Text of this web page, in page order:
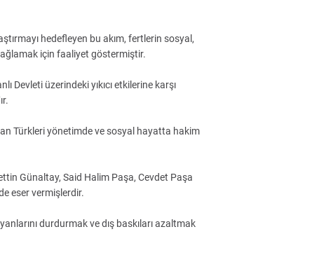
hedefleyen bu akım, fertlerin sosyal,
için faaliyet göstermiştir.
Devleti üzerindeki yıkıcı etkilerine karşı
Türkleri yönetimde ve sosyal hayatta hakim
Günaltay, Said Halim Paşa, Cevdet Paşa
eser vermişlerdir.
durdurmak ve dış baskıları azaltmak